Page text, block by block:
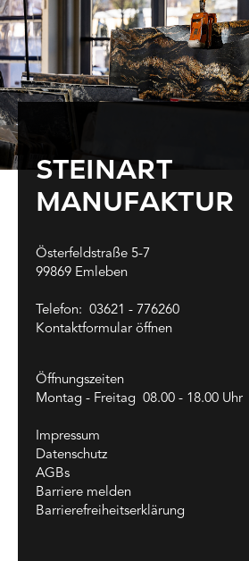
STEINART
MANUFAKTUR
Österfeldstraße 5-7
99869 Emleben
Telefon: 03621 - 776260
Kontaktformular öffnen
Öffnungszeiten
Montag - Freitag 08.00 - 18.00 Uhr
Impressum
Datenschutz
AGBs
Barriere melden
Barrierefreiheitserklärung